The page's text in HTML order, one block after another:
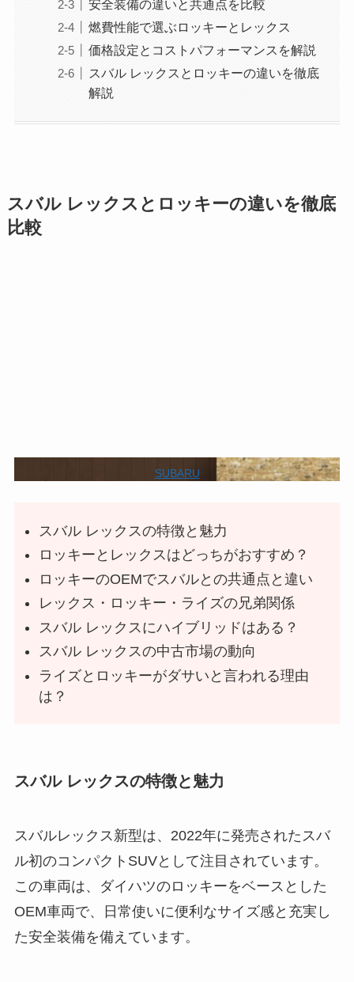
安全装備の違いと共通点を比較
燃費性能で選ぶロッキーとレックス
価格設定とコストパフォーマンスを解説
スバル レックスとロッキーの違いを徹底
解説
スバル レックスとロッキーの違いを徹底
比較
SUBARU
スバル レックスの特徴と魅力
ロッキーとレックスはどっちがおすすめ？
ロッキーのOEMでスバルとの共通点と違い
レックス・ロッキー・ライズの兄弟関係
スバル レックスにハイブリッドはある？
スバル レックスの中古市場の動向
ライズとロッキーがダサいと言われる理由
は？
スバル レックスの特徴と魅力
スバルレックス新型は、2022年に発売されたスバ
ル初のコンパクトSUVとして注目されています。
この車両は、ダイハツのロッキーをベースとした
OEM車両で、日常使いに便利なサイズ感と充実し
た安全装備を備えています。